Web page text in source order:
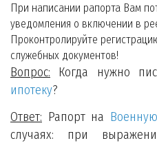
При написании рапорта Вам
уведомления о включении в
Проконтролируйте
служебных документов!
Вопрос: Когда нужно
ипотеку?
Ответ: Рапорт на
случаях: при